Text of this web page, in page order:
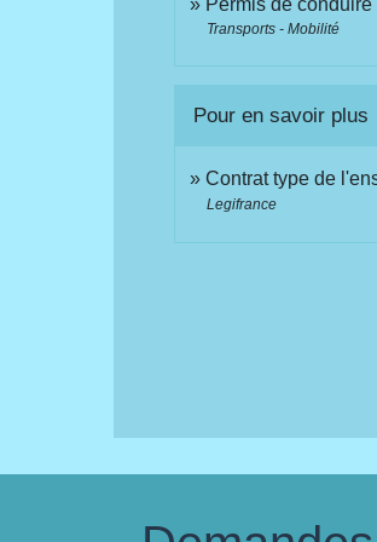
Transports - Mobilité
Pour en savoir plus
Contrat type de
Legifrance